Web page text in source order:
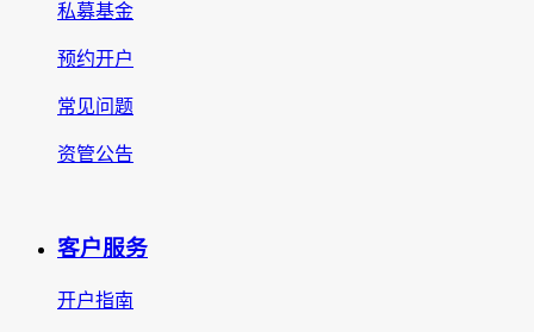
私募基金
预约开户
常见问题
资管公告
客户服务
开户指南